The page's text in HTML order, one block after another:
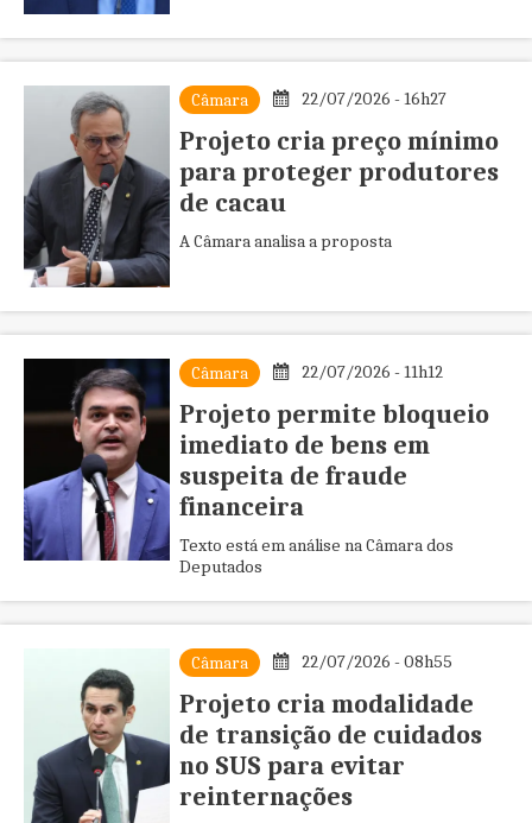
Câmara 22/07/2026 - 16h27
Projeto cria preço mínimo
para proteger produtores
de cacau
A Câmara analisa a proposta
Câmara 22/07/2026 - 11h12
Projeto permite bloqueio
imediato de bens em
suspeita de fraude
financeira
Texto está em análise na Câmara dos
Deputados
Câmara 22/07/2026 - 08h55
Projeto cria modalidade
de transição de cuidados
no SUS para evitar
reinternações